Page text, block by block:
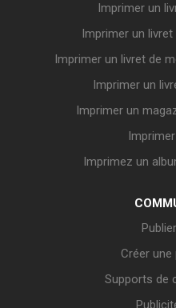
Imprimer un
Imprimer un
Imprimer un livret de
Imprimer un
Imprimer un
Imprimez un
Créer
Supports de